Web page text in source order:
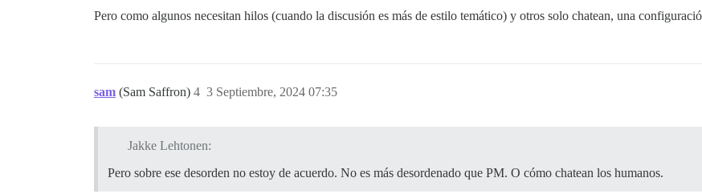
Pero como algunos necesitan hilos (cuando la discusión es más de estilo temático) y otros solo chatean, una
sam (Sam Saffron) 3 Septiembre, 2024 07:35
4
Jakke Lehtonen:
Pero sobre ese desorden no estoy de acuerdo. No es más desordenado que PM. O cómo chatean los humanos.